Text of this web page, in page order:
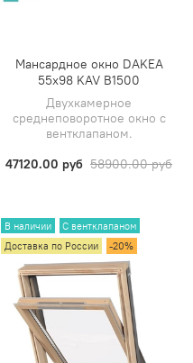
Мансардное окно DAKEA
55х98 KAV B1500
Двухкамерное
среднеповоротное окно с
вентклапаном.
47120.00 руб 58900.00 руб
В наличии
С вентклапаном
Доставка по России
-20%